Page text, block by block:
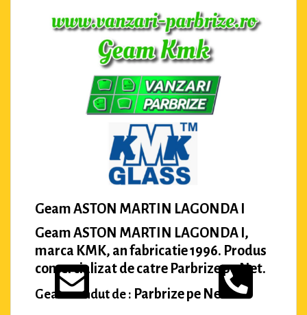
Geam ASTON MARTIN LAGONDA I
Geam ASTON MARTIN LAGONDA I,
marca KMK, an fabricatie 1996. Produs
comercializat de catre Parbrize pe Net.
Geam vandut de : Parbrize pe Net